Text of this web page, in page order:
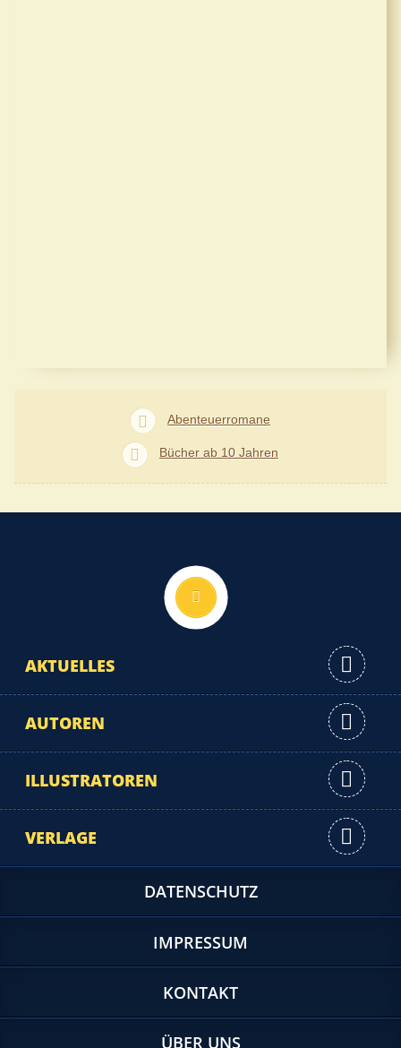
Abenteuerromane
Bücher ab 10 Jahren
AKTUELLES
AUTOREN
ILLUSTRATOREN
VERLAGE
DATENSCHUTZ
IMPRESSUM
KONTAKT
ÜBER UNS